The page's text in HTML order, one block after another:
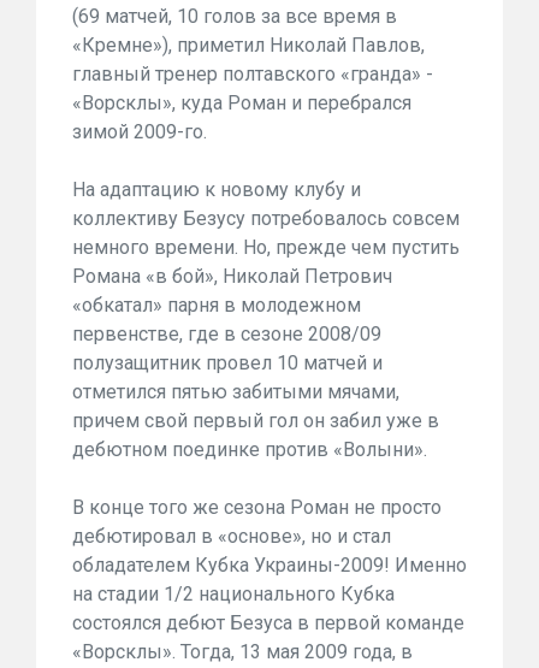
(69 матчей, 10 голов за все время в
«Кремне»), приметил Николай Павлов,
главный тренер полтавского «гранда» -
«Ворсклы», куда Роман и перебрался
зимой 2009-го.
На адаптацию к новому клубу и
коллективу Безусу потребовалось совсем
немного времени. Но, прежде чем пустить
Романа «в бой», Николай Петрович
«обкатал» парня в молодежном
первенстве, где в сезоне 2008/09
полузащитник провел 10 матчей и
отметился пятью забитыми мячами,
причем свой первый гол он забил уже в
дебютном поединке против «Волыни».
В конце того же сезона Роман не просто
дебютировал в «основе», но и стал
обладателем Кубка Украины-2009! Именно
на стадии 1/2 национального Кубка
состоялся дебют Безуса в первой команде
«Ворсклы». Тогда, 13 мая 2009 года, в